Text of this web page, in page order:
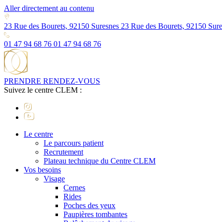
Aller directement au contenu
23 Rue des Bourets, 92150 Suresnes 23 Rue des Bourets, 92150
01 47 94 68 76 01 47 94 68 76
PRENDRE RENDEZ-VOUS
Suivez le centre CLEM :
Le centre
Le parcours patient
Recrutement
Plateau technique du Centre CLEM
Vos besoins
Visage
Cernes
Rides
Poches des yeux
Paupières tombantes